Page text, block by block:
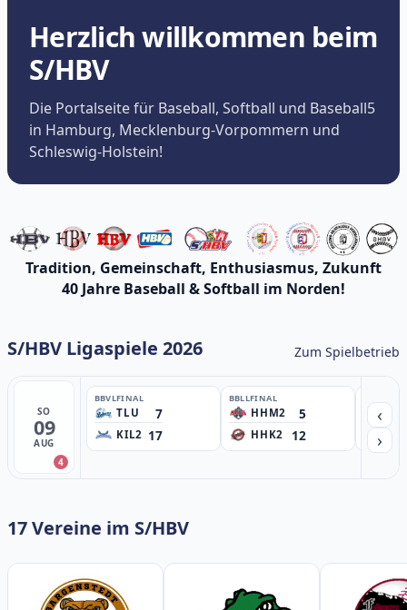
Herzlich willkommen beim
S/HBV
Die Portalseite für Baseball, Softball und Baseball5
in Hamburg, Mecklenburg-Vorpommern und
Schleswig-Holstein!
Tradition, Gemeinschaft, Enthusiasmus, Zukunft
40 Jahre Baseball & Softball im Norden!
S/HBV Ligaspiele 2026 Zum Spielbetrieb
SO
09
AUG
4
BBVLFINAL
TLU 7
KIL2 17
BBLLFINAL
HHM2 5
HHK2 12
‹
›
17 Vereine im S/HBV